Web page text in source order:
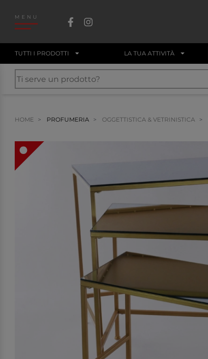
MENU
TUTTI I PRODOTTI LA TUA ATTIVITÀ
HOME PROFUMERIA OGGETTISTICA & VETRINISTICA